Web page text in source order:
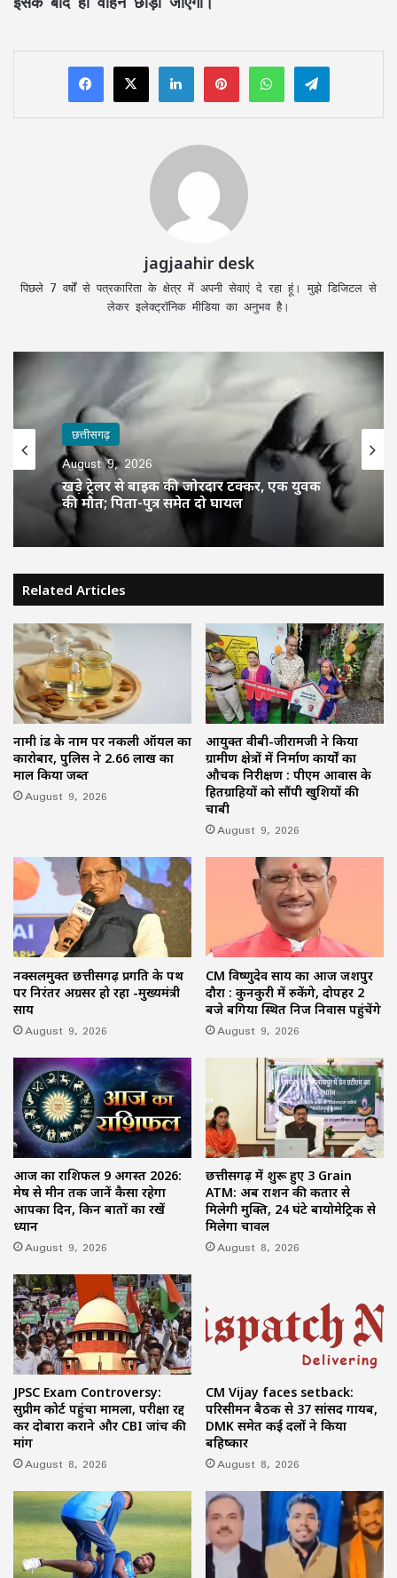
LinkedInPinterestWhatsAppTelegram
jagjaahir desk
पिछले 7 वर्षों से पत्रकारिता के क्षेत्र में अपनी सेवाएं दे रहा हूं। मुझे डिजिटल से
लेकर इलेक्ट्रॉनिक मीडिया का अनुभव है।
छत्तीसगढ़
August 9, 2026
खड़े ट्रेलर से बाइक की जोरदार टक्कर, एक युवक
की मौत; पिता-पुत्र समेत दो घायल
Related Articles
नामी ब्रांड के नाम पर नकली ऑयल का
कारोबार, पुलिस ने 2.66 लाख का
माल किया जब्त
August 9, 2026
आयुक्त वीबी-जीरामजी ने किया
ग्रामीण क्षेत्रों में निर्माण कार्यों का
औचक निरीक्षण : पीएम आवास के
हितग्राहियों को सौंपी खुशियों की
चाबी
August 9, 2026
नक्सलमुक्त छत्तीसगढ़ प्रगति के पथ
पर निरंतर अग्रसर हो रहा -मुख्यमंत्री
साय
August 9, 2026
CM विष्णुदेव साय का आज जशपुर
दौरा : कुनकुरी में रुकेंगे, दोपहर 2
बजे बगिया स्थित निज निवास पहुंचेंगे
August 9, 2026
आज का राशिफल 9 अगस्त 2026:
मेष से मीन तक जानें कैसा रहेगा
आपका दिन, किन बातों का रखें
ध्यान
August 9, 2026
छत्तीसगढ़ में शुरू हुए 3 Grain
ATM: अब राशन की कतार से
मिलेगी मुक्ति, 24 घंटे बायोमेट्रिक से
मिलेगा चावल
August 8, 2026
JPSC Exam Controversy:
सुप्रीम कोर्ट पहुंचा मामला, परीक्षा रद्द
कर दोबारा कराने और CBI जांच की
मांग
August 8, 2026
CM Vijay faces setback:
परिसीमन बैठक से 37 सांसद गायब,
DMK समेत कई दलों ने किया
बहिष्कार
August 8, 2026